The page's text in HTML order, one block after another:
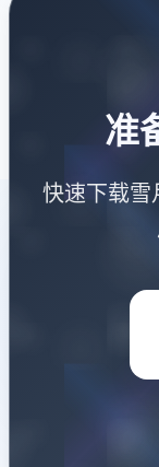
准
快速下载